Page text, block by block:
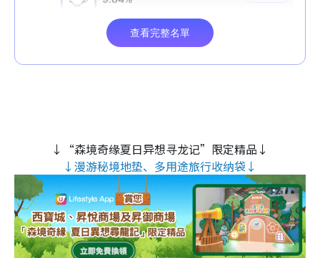
↓“森境奇缘夏日异想寻龙记”限定精品↓
↓漫游秘境地垫、多用途旅行收纳袋↓